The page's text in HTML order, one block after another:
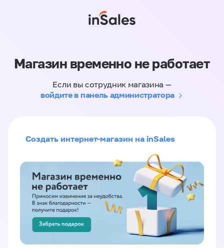
Магазин временно не работает
Если вы сотрудник магазина —
войдите в панель администратора
Создать интернет-магазин на inSales